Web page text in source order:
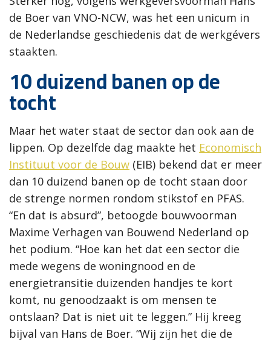
de Boer van VNO-NCW, was het een unicum in
de Nederlandse geschiedenis dat de werkgévers
staakten.
10 duizend banen op de
tocht
Maar het water staat de sector dan ook aan de
lippen. Op dezelfde dag maakte het Economisch
Instituut voor de Bouw (EIB) bekend dat er meer
dan 10 duizend banen op de tocht staan door
de strenge normen rondom stikstof en PFAS.
“En dat is absurd”, betoogde bouwvoorman
Maxime Verhagen van Bouwend Nederland op
het podium. “Hoe kan het dat een sector die
mede wegens de woningnood en de
energietransitie duizenden handjes te kort
komt, nu genoodzaakt is om mensen te
ontslaan? Dat is niet uit te leggen.” Hij kreeg
bijval van Hans de Boer. “Wij zijn het die de